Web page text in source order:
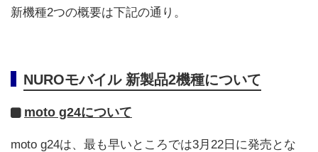
新機種2つの概要は下記の通り。
NUROモバイル 新製品2機種について
moto g24について
moto g24は、最も早いところでは3月22日に発売とな